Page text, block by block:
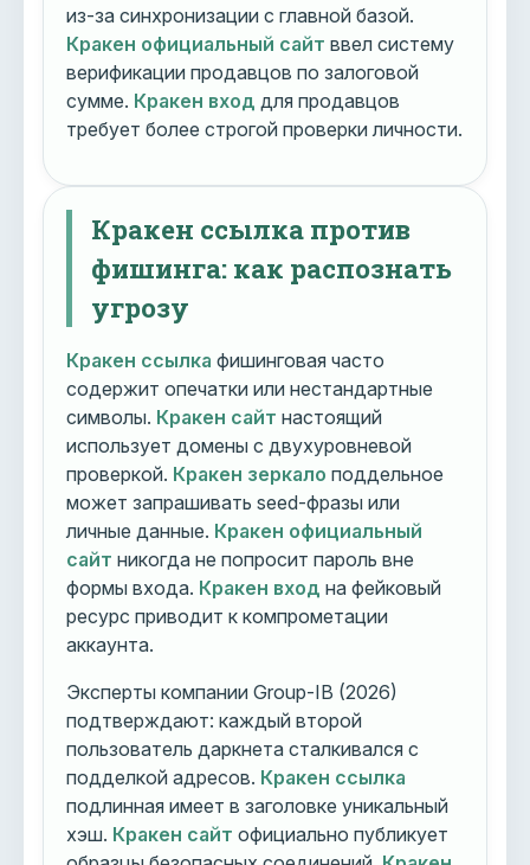
из-за синхронизации с главной базой.
Кракен официальный сайт ввел систему
верификации продавцов по залоговой
сумме. Кракен вход для продавцов
требует более строгой проверки личности.
Кракен ссылка против
фишинга: как распознать
угрозу
Кракен ссылка фишинговая часто
содержит опечатки или нестандартные
символы. Кракен сайт настоящий
использует домены с двухуровневой
проверкой. Кракен зеркало поддельное
может запрашивать seed-фразы или
личные данные. Кракен официальный
сайт никогда не попросит пароль вне
формы входа. Кракен вход на фейковый
ресурс приводит к компрометации
аккаунта.
Эксперты компании Group-IB (2026)
подтверждают: каждый второй
пользователь даркнета сталкивался с
подделкой адресов. Кракен ссылка
подлинная имеет в заголовке уникальный
хэш. Кракен сайт официально публикует